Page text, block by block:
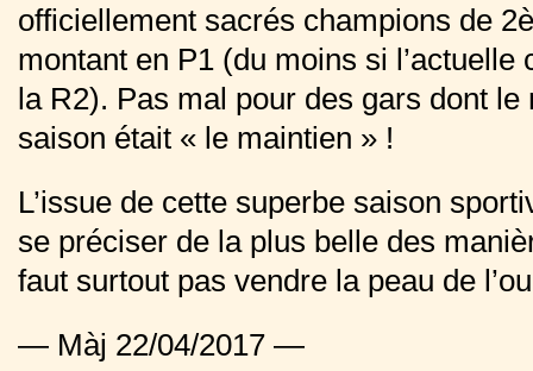
officiellement sacrés champions de
montant en P1 (du moins si
la R2). Pas mal pour des gars dont le
saison était « le maintien » !
L’issue de cette superbe saison
se préciser de la plus belle des
faut surtout pas vendre la peau de
— Màj 22/04/2017 —